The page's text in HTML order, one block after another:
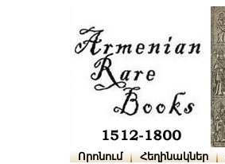
Որոնում Հեղինակներ